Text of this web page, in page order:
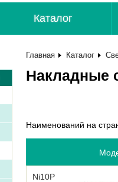
Каталог
Главная Каталог
Накладные
Наименований на
Ni10P